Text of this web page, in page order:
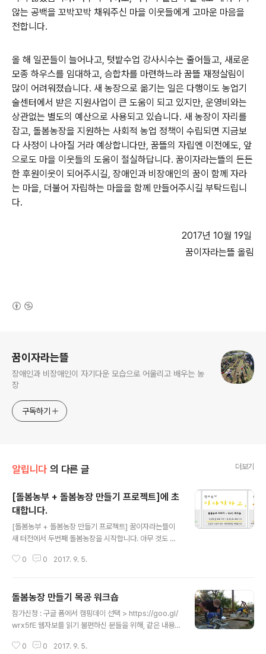
않는 공백을 꼬박꼬박 채워주신 마을 이웃들에게 고마운 마음을
전합니다.
올 해 일꾼들이 늘어나고, 텃밭수업 강사시수는 줄어들고, 새로운
모종 하우스를 임대하고, 승합차를 마련하느라 꿈뜰 재정살림이
많이 어려워졌습니다. 새 농장으로 옮기는 일은 다행이도 농업기
술센터에서 받은 지원사업이 큰 도움이 되고 있지만, 운영비와는
상관없는 별도의 예산으로 사용되고 있습니다. 새 농장이 자리를
잡고, 돌봄농장을 지원하는 사회적 농업 정책이 수립되면 지금보
다 사정이 나아질 거라 예상합니다만, 꿈뜰의 자립엔 이전에도, 앞
으로도 마을 이웃들의 도움이 절실하답니다. 꿈이자라는뜰의 든든
한 후원이웃이 되어주시길, 장애인과 비장애인의 꿈이 함께 자라
는 마을, 더불어 자립하는 마을을 함께 만들어주시길 부탁드립니
다.
2017년 10월 19일
꿈이자라는뜰 올림
꿈이자라는뜰
장애인과 비장애인이 자기다운 모습으로 어울리고 배우는 농
장
구독하기
알립니다 의 다른 글 더보기
[돌봄농부 + 돌봄농장 만들기 프로젝트]에 초
대합니다.
[돌봄농부 + 돌봄농장 만들기 프로젝트] 꿈이자라는뜰이
새 터전에서 두번째 돌봄농장을 시작합니다. 아무 것도 없
분과 공유하고 싶습니다. 아울러 그동안 저희가 돌봄농부
시간을 가지고 싶구요, 이미 가지고 계신 경험과 일손을 보
태는 마음으로 오시는 분들도 대환영입니다. 모든 과정을
모두 참여하셔도 좋고, 원하시는 과정만 골라 일부만 참여
고해주세요. + 참가신청은 구글 폼 > https://goo.gl/wr
0 0 2017. 9. 5.
돌봄농장 만들기 목공 워크숍
참가신청 : 구글 폼에서 캠핑데이 선택 > https://goo.gl/
wrx5fE 웹자보를 읽기 불편하신 분들을 위해, 같은 내용
한 돌봄농장, 꿈이자라는뜰(이하 꿈뜰)이 새터전에서 두번
0 0 2017. 9. 5.